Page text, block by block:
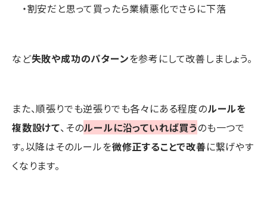
・割安だと思って買ったら業績悪化でさらに下落
など失敗や成功のパターンを参考にして改善しましょう。
また、順張りでも逆張りでも各々にある程度のルールを
複数設けて、そのルールに沿っていれば買うのも一つで
す。以降はそのルールを微修正することで改善に繋げやす
くなります。